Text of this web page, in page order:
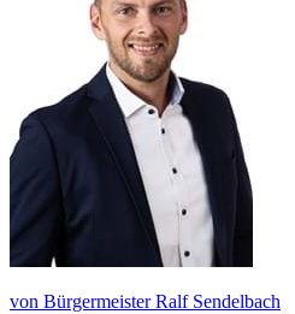
von Bürgermeister Ralf Sendelbach